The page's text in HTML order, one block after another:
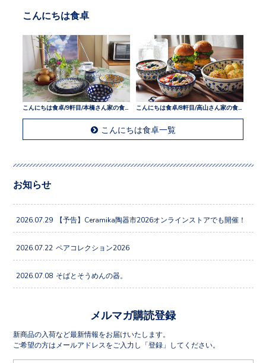
こんにちは食卓
こんにちは食卓/9軒目/本橋さん家の食卓
こんにちは食卓一覧
お知らせ
2026.07.29 【予告】Ceramika陶器市2026オンラインストアでも開催！
2026.07.22 ペアコレクション2026
2026.07.08 そばとそうめんの器。
メルマガ購読登録
新商品の入荷など最新情報をお届けいたします。
ご希望の方はメールアドレスをご入力し「登録」してください。